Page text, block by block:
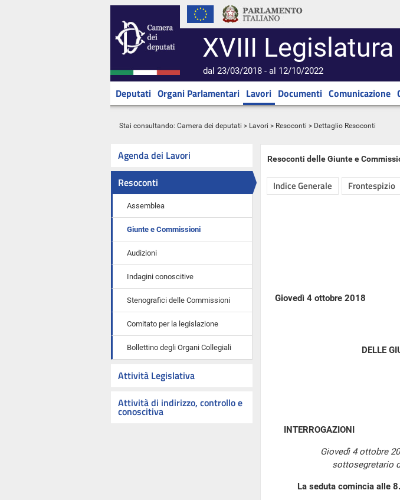
XVIII Legislatura
dal 23/03/2018 - al 12/10/2022
Deputati Organi Parlamentari Lavori Documenti Comunicazione
Stai consultando: Camera dei deputati > Lavori > Resoconti > Dettaglio Resoconti
Agenda dei Lavori
Resoconti
Assemblea
Giunte e Commissioni
Audizioni
Indagini conoscitive
Stenografici delle Commissioni
Comitato per la legislazione
Bollettino degli Organi Collegiali
Attività Legislativa
Attività di indirizzo, controllo e
conoscitiva
Resoconti delle Giunte e
Indice Generale Frontespizio
Giovedì 4 ottobre 2018
DELLE
INTERROGAZIONI
Giovedì 4 ottobre
sottosegretario
La seduta comincia alle